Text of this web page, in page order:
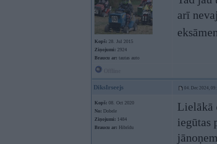
Kopš: 28. Jul 2015
Ziņojumi: 2924
Braucu ar: tautas auto
arī
DiksIrseejs 04. Dec 2024,
Kopš: 08. Oct 2020
No: Dobele
Ziņojumi: 1484
Braucu ar: Hibrīdu
Lielākā
iegūtas